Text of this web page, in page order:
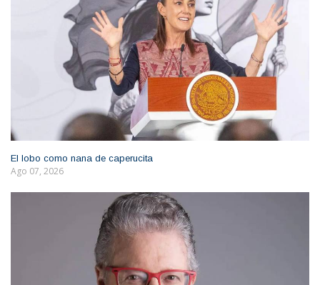
El lobo como nana de caperucita
Ago 07, 2026